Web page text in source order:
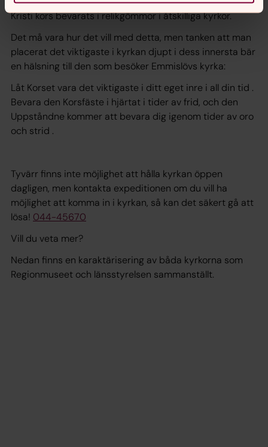
Kristi kors bevarats i relikgömmor i åtskilliga kyrkor.
Det må vara hur det vill med detta, men tanken att man
placerat det viktigaste i kyrkan djupt i dess innersta bär
en hälsning till den som besöker Emmislövs kyrka:
Låt Korset vara det viktigaste i ditt eget inre i all din tid .
Bevara den Korsfäste i hjärtat i tider av frid, och den
Uppståndne kommer att bevara dig igenom tider av oro
och strid .
Tyvärr finns inte möjlighet att hålla kyrkan öppen
dagligen, men kontakta expeditionen om du vill ha
möjlighet att komma in i kyrkan, så kan det säkert gå att
lösa! 044-45670
Vill du veta mer?
Nedan finns en karaktärisering av båda kyrkorna som
Regionmuseet och länsstyrelsen sammanställt.